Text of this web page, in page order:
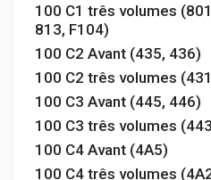
100 C1 três volumes
813, F104)
100 C2 Avant (435, 436)
100 C2 três volumes
100 C3 Avant (445, 446)
100 C3 três volumes
100 C4 Avant (4A5)
100 C4 três volumes